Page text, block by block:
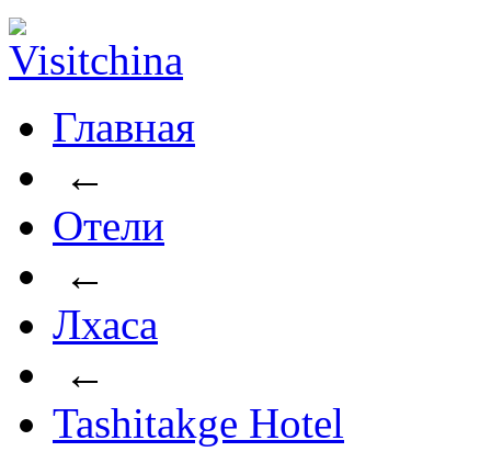
Главная
←
Отели
←
Лхаса
←
Tashitakge Hotel